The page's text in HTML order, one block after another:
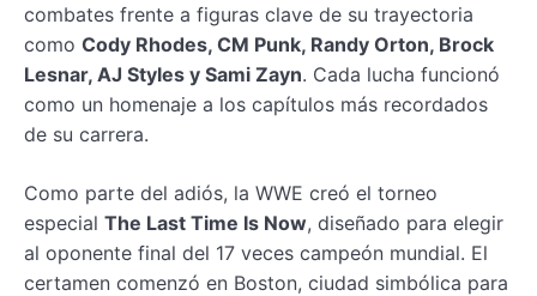
combates frente a figuras clave de su trayectoria
como Cody Rhodes, CM Punk, Randy Orton, Brock
Lesnar, AJ Styles y Sami Zayn. Cada lucha funcionó
como un homenaje a los capítulos más recordados
de su carrera.
Como parte del adiós, la WWE creó el torneo
especial The Last Time Is Now, diseñado para elegir
al oponente final del 17 veces campeón mundial. El
certamen comenzó en Boston, ciudad simbólica para